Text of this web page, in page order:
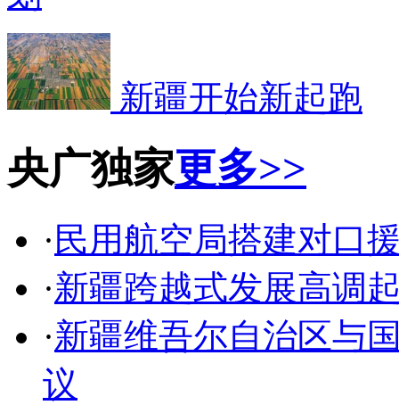
新疆开始新起跑
央广独家更多>>
· 民用航空局搭建对口
·新疆跨越式发展高调
·新疆维吾尔自治区与
议